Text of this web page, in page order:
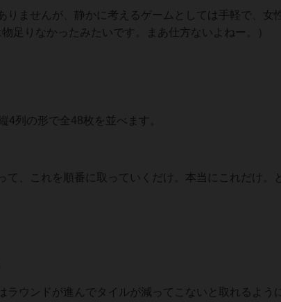
りませんが、静かに考えるゲームとしては手軽で、女
足りなかったみたいです。まあ仕方ないよねー。）
4列の形で全48枚を並べます。
て、これを順番に取っていくだけ。本当にこれだけ。
ウンドが進んでタイルが減ってこないと取れるよう